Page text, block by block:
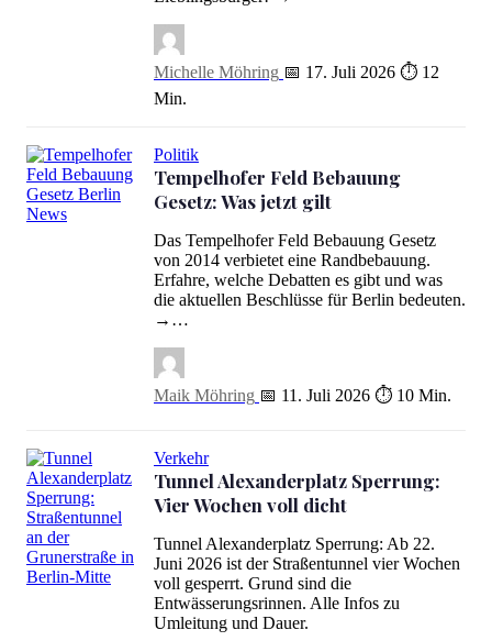
Michelle Möhring 📅 17. Juli 2026 ⏱ 12
Min.
Tempelhofer Feld Bebauung Gesetz: Was jetzt gilt
Politik
Tempelhofer Feld Bebauung
Gesetz: Was jetzt gilt
Das Tempelhofer Feld Bebauung Gesetz
von 2014 verbietet eine Randbebauung.
Erfahre, welche Debatten es gibt und was
die aktuellen Beschlüsse für Berlin bedeuten.
→…
Maik Möhring 📅 11. Juli 2026 ⏱ 10 Min.
Tunnel Alexanderplatz Sperrung: Vier Wochen voll dicht
Verkehr
Tunnel Alexanderplatz Sperrung:
Vier Wochen voll dicht
Tunnel Alexanderplatz Sperrung: Ab 22.
Juni 2026 ist der Straßentunnel vier Wochen
voll gesperrt. Grund sind die
Entwässerungsrinnen. Alle Infos zu
Umleitung und Dauer.